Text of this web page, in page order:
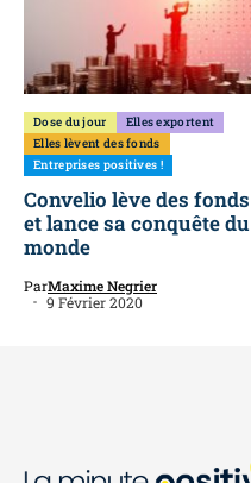
Dose du jour
Elles exportent
Elles lèvent des fonds
Entreprises positives !
Convelio lève des fonds
et lance sa conquête du
monde
ParMaxime Negrier
9 Février 2020